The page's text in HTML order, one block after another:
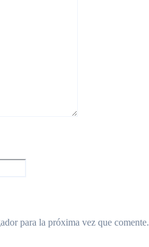
para la próxima vez que comente.